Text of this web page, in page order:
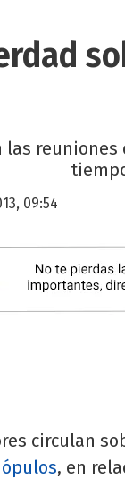
las
09:54
circulan
, en